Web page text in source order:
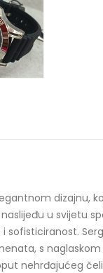
dizajnu,
u svijetu
sofisticiranost.
s naglaskom
nehrđajućeg